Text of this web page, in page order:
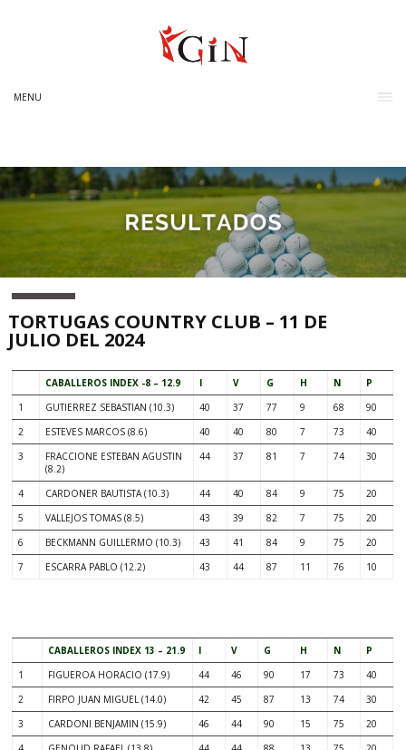
MENU
TORTUGAS COUNTRY CLUB – 11 DE
JULIO DEL 2024
CABALLEROS INDEX -8 – 12.9 I V G H N
P
1
GUTIERREZ SEBASTIAN (10.3) 40 37 77 9 68
90
2
ESTEVES MARCOS (8.6) 40 40 80 7 73
40
3
FRACCIONE ESTEBAN AGUSTIN
(8.2)
44 37 81 7 74 30
4 CARDONER BAUTISTA (10.3) 44 40 84 9 75
20
5
VALLEJOS TOMAS (8.5) 43 39 82 7 75
20
6
BECKMANN GUILLERMO (10.3) 43 41 84 9 75
20
7
ESCARRA PABLO (12.2) 43 44 87 11 76 10
CABALLEROS INDEX 13 – 21.9 I V G H N
P
1
FIGUEROA HORACIO (17.9) 44 46 90 17 73
40
2
FIRPO JUAN MIGUEL (14.0) 42 45 87 13 74
30
3
CARDONI BENJAMIN (15.9) 46 44 90 15 75
20